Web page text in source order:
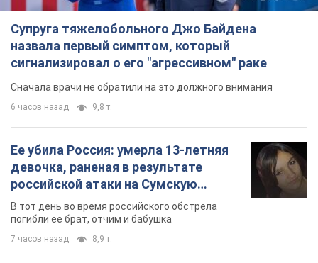
Супруга тяжелобольного Джо Байдена
назвала первый симптом, который
сигнализировал о его "агрессивном" раке
Сначала врачи не обратили на это должного внимания
6 часов назад 9,8 т.
Ее убила Россия: умерла 13-летняя
девочка, раненая в результате
российской атаки на Сумскую
область. Фото
В тот день во время российского обстрела
погибли ее брат, отчим и бабушка
7 часов назад 8,9 т.